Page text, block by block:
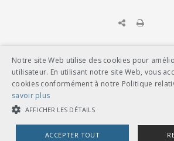
UNION DES TRANSPORTS PUBLICS
Dählhölzliweg 12
Tél. en contact direct avec l’équipe de l’UTP
info@utp.ch
Plan d'accès
Notre site Web utilise des cookies pour
utilisateur. En utilisant notre site Web, vous
cookies conformément à notre Politique
savoir plus
AFFICHER LES DÉTAILS
ACCEPTER TOUT